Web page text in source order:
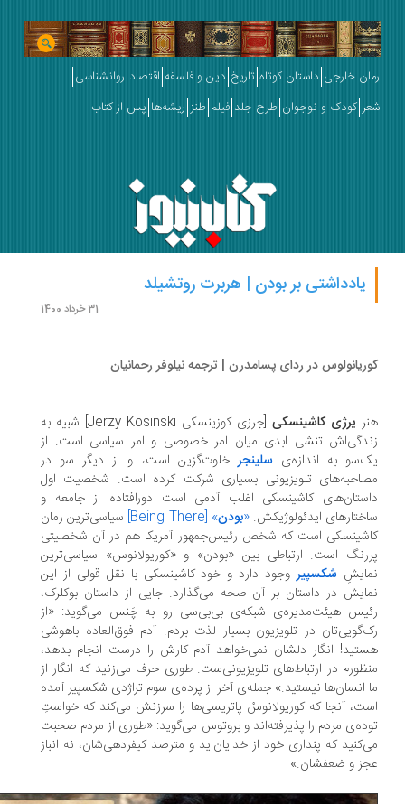
خارجی داستان کوتاه تاریخ دین و فلسفه اقتصاد روانشناسی
کودک و نوجوان طرح جلد فیلم طنز ریشه‌ها پس از کتاب
یادداشتی بر بودن | هربرت روتشیلد
در ردای پسا‌مدرن | ترجمه نیلوفر رحمانیان
یرژی کاشینسکی
[ج‍رزی‌ ک‍وزی‍ن‍س‍ک‍ی‌ Jerzy Kosinski] شبیه به
تنشی ابدی میان امر خصوصی و امر سیاسی است. از
به اندازه‌‌یسلینجرخلوت‌‌گزین است، و از دیگر سو در
تلویزیونی بسیاری شرکت کرده است. شخصیت اول
کاشینسکی اغلب آدمی است دورافتاده از جامعه و
ایدئولوژیکش.«بودن » [Being There]
سیاسی‌‌ترین رمان
است که شخص رئیس‌‌جمهور آمریکا هم در آن شخصیتی
است. ارتباطی بین «بودن» و «کوریولانوس» سیاسی‌‌ترین
شکسپیروجود دارد و خود کاشینسکی با نقل قولی از این
در داستان بر آن صحه می‌‌گذارد. جایی از داستان بوکلرک،
هیئت‌‌مدیره‌‌ی شبکه‌‌ی بی‌‌بی‌‌سی رو به چَنس می‌‌گوید: «از
در تلویزیون بسیار لذت بردم. آدم فوق‌‌العاده باهوشی
انگار دلشان نمی‌‌خواهد آدم کارش را درست انجام بدهد،
در ارتباط‌‌های تلویزیونی‌‌ست. طوری حرف می‌‌زنید که انگار از
انسان‌‌ها نیستید.» جمله‌‌ی آخر از پرده‌‌ی سوم تراژدی شکسپیر آمده
آنجا که کوریولانوسْ پاتریسی‌‌ها را سرزنش می‌‌کند که خواستِ
مردم را پذیرفته‌‌اند و بروتوس می‌‌گوید: «طوری از مردم صحبت
که پنداری خود از خدایان‌‌اید و مترصد کیفردهی‌‌شان، نه انباز
و ضعفشان.»